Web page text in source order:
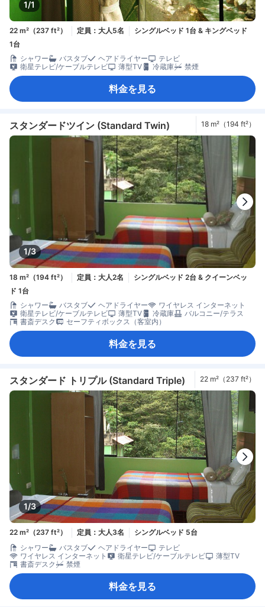
1/1
22 m²（237 ft²） 定員：大人5名
シングルベッド 1台 & キングベッド
1台
シャワー
バスタブ ヘアドライヤー
テレビ
衛星テレビ/ケーブルテレビ
薄型TV 冷蔵庫 禁煙
料金を見る
スタンダードツイン (Standard Twin) 18 m²（194 ft²）
1/3
18 m²（194 ft²） 定員：大人2名
シングルベッド 2台 & クイーンベッ
ド 1台
シャワー
バスタブ ヘアドライヤー
ワイヤレス インターネット
衛星テレビ/ケーブルテレビ
薄型TV 冷蔵庫
バルコニー/テラス
書斎デスク
セーフティボックス（客室内）
料金を見る
スタンダード トリプル (Standard Triple) 22 m²（237 ft²）
1/3
22 m²（237 ft²） 定員：大人3名
シングルベッド 5台
シャワー
バスタブ ヘアドライヤー
テレビ
ワイヤレス インターネット
衛星テレビ/ケーブルテレビ
薄型TV
書斎デスク
禁煙
料金を見る